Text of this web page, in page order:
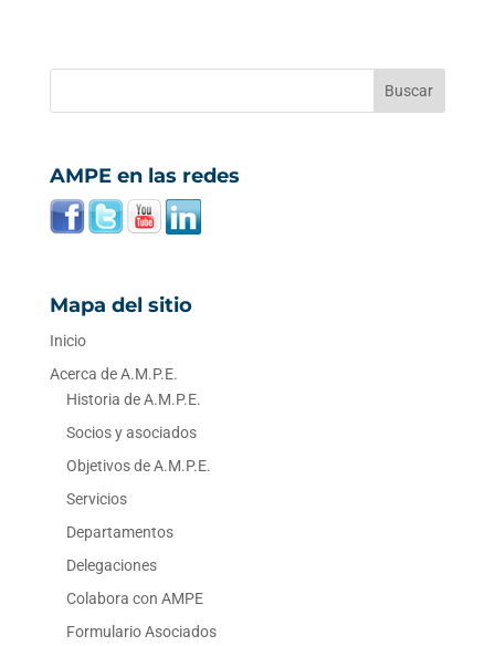
AMPE en las redes
Mapa del sitio
Inicio
Acerca de A.M.P.E.
Historia de A.M.P.E.
Socios y asociados
Objetivos de A.M.P.E.
Servicios
Departamentos
Delegaciones
Colabora con AMPE
Formulario Asociados